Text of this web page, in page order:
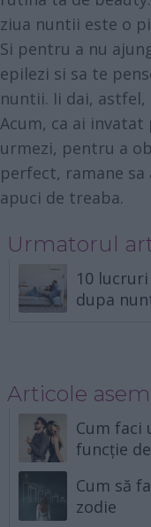
ziua nuntii este o
Si pentru a nu
epilezi si sa te
nuntii. Ii dai, astfel,
Acum, ca ai
urmezi, pentru a
perfect, ramane
apuci de treaba.
Urmatorul
10
dupa
Articole
Cum faci
funcție
Cum să
zodie